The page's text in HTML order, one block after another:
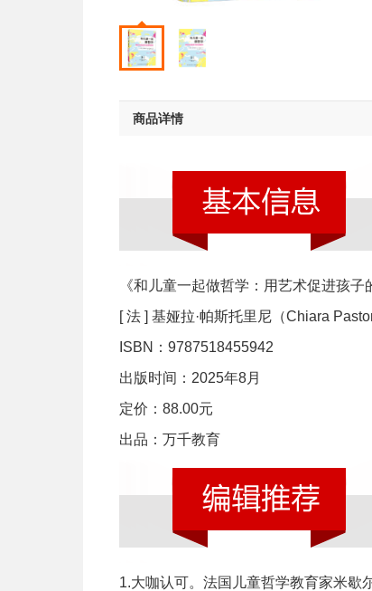
商品详情
《和儿童一起做哲学：用艺术促进孩子
[ 法 ] 基娅拉·帕斯托里尼（Chiara
ISBN：9787518455942
出版时间：2025年8月
定价：88.00元
出品：万千教育
1.大咖认可。法国儿童哲学教育家米歇